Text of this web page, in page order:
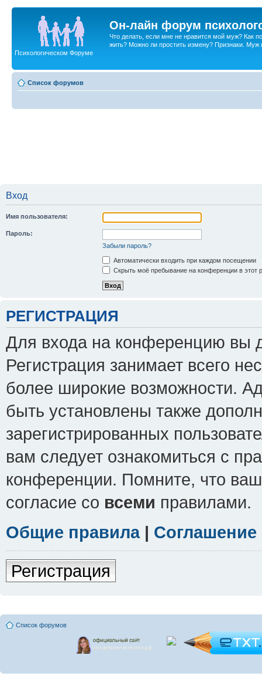
Он-лайн форум
Что делать, если мне не нравится мой муж? Как
жить? Можно ли простить измену? Признаки. Муж
Психологическом Форуме
Список форумов
Вход
Имя пользователя:
Пароль:
Забыли пароль?
Автоматически входить при каждом посещении
Скрыть моё пребывание на конференции в этот
РЕГИСТРАЦИЯ
Для входа на конференцию вы
Регистрация занимает всего
более широкие возможности.
быть установлены также
зарегистрированных
вам следует ознакомиться с
конференции. Помните, что
согласие со всеми правилами.
Общие правила|
Регистрация
Список форумов